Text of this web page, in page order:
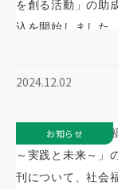
2024.12.02
お知らせ